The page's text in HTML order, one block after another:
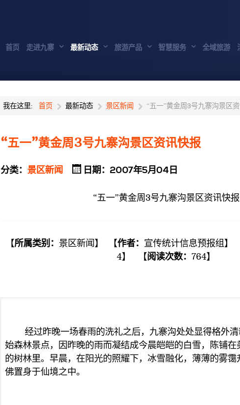
首页 走进九寨 最新动态 旅游产品 智慧服务 全域旅游
我在这里: 首页 最新动态 景区新闻 “五一”黄金周3号九寨沟景区
“五一”黄金周3号九寨沟景区资讯快报
分类： 景区新闻 日期：2007年5月04日
“五一”黄金周3号九寨沟景区资讯快报
【所属类别： 景区新闻】 【作者： 宣传统计信息预报组 】
4】 【阅读次数：764】
经过昨晚一场春雨的洗礼之后，九寨沟处处显得格外清
始森林景点，因昨晚的雨而凝结成今晨皑皑的白雪，陈铺
的树林里。早晨，在阳光的照耀下，冰雪融化，薄薄的雾
佛置身于仙境之中。